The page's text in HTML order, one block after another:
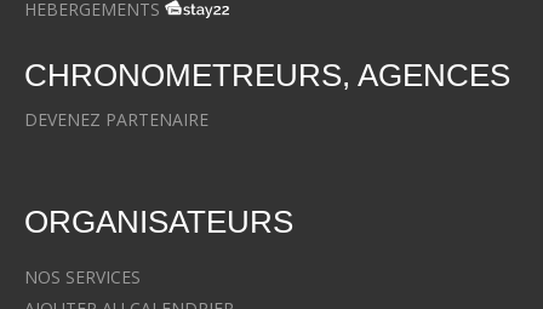
HEBERGEMENTS
CHRONOMETREURS, AGENCES
DEVENEZ PARTENAIRE
ORGANISATEURS
NOS SERVICES